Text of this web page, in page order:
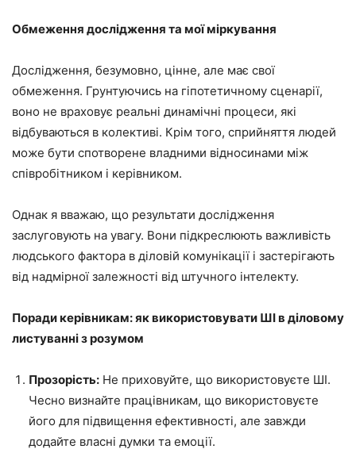
Обмеження дослідження та мої міркування
Дослідження, безумовно, цінне, але має свої
обмеження. Грунтуючись на гіпотетичному сценарії,
воно не враховує реальні динамічні процеси, які
відбуваються в колективі. Крім того, сприйняття людей
може бути спотворене владними відносинами між
співробітником і керівником.
Однак я вважаю, що результати дослідження
заслуговують на увагу. Вони підкреслюють важливість
людського фактора в діловій комунікації і застерігають
від надмірної залежності від штучного інтелекту.
Поради керівникам: як використовувати ШІ в діловому
листуванні з розумом
Прозорість: Не приховуйте, що використовуєте ШІ.
Чесно визнайте працівникам, що використовуєте
його для підвищення ефективності, але завжди
додайте власні думки та емоції.